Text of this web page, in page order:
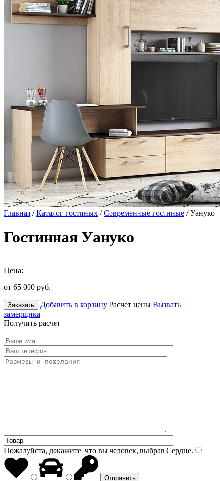
Главная /Каталог гостиных /Современные гостиные / Уануко
Гостинная Уануко
Цена:
от 65 000 руб.
Заказать Добавить в корзину Расчет цены Вызвать
замерщика
Получить расчет
Пожалуйста, докажите, что вы человек, выбрав Сердце.